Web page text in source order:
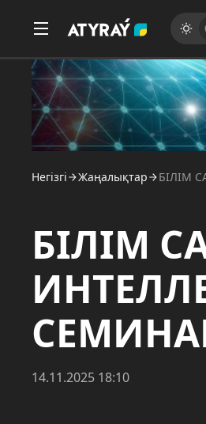
Негізгі Жаңалықтар БІЛІМ
БІЛІМ
14.11.2025 18:10